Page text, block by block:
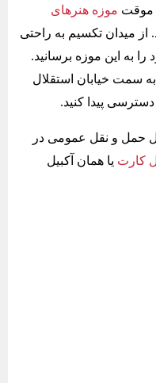
موقت موزه هنرهای
از میدان تکسیم به راحتی
را به این موزه برسانید.
سمت خیابان استقلال
پیدا کنید.
حمل و نقل عمومی در
کارت یا همان آکبیل